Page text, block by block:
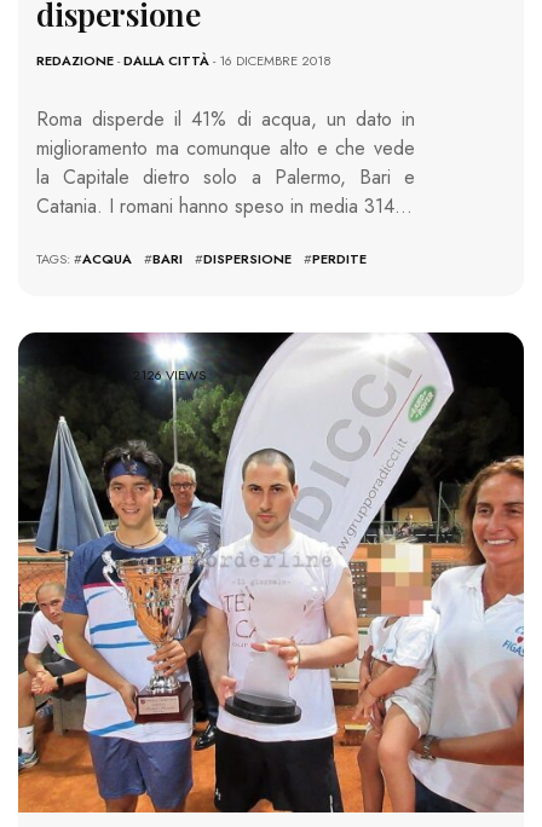
dispersione
REDAZIONE-DALLA CITTÀ- 16 DICEMBRE 2018
Roma disperde il 41% di acqua, un dato in
miglioramento ma comunque alto e che vede
la Capitale dietro solo a Palermo, Bari e
Catania. I romani hanno speso in media 314…
TAGS: #ACQUA #BARI #DISPERSIONE #PERDITE
2126 VIEWS